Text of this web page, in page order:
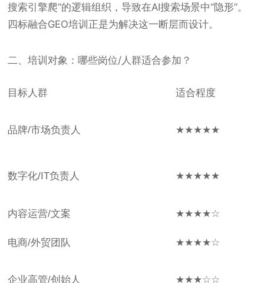
搜索引擎爬”的逻辑组织，导致在AI搜索场景中“隐形”。
四标融合GEO培训正是为解决这一断层而设计。
二、培训对象：哪些岗位/人群适合参加？
目标人群 适合程度
品牌/市场负责人 ★★★★★
数字化/IT负责人 ★★★★★
内容运营/文案 ★★★★☆
电商/外贸团队 ★★★★☆
企业高管/创始人 ★★★☆☆